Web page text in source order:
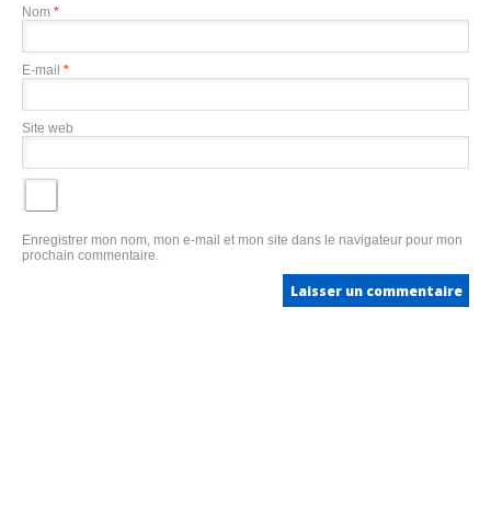
Nom *
E-mail *
Site web
Enregistrer mon nom, mon e-mail et mon site dans le navigateur pour mon
prochain commentaire.